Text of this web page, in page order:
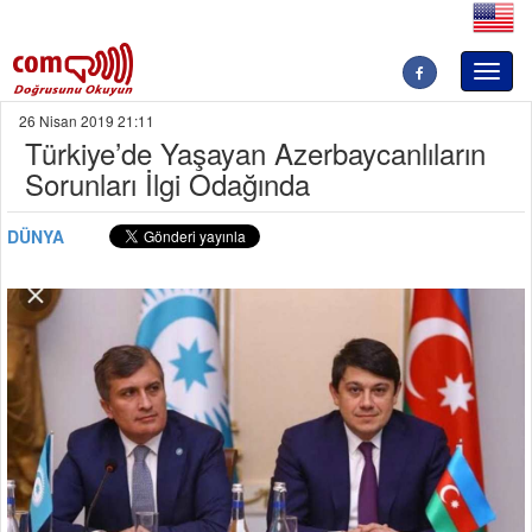
Türkiye’de Yaşayan Azerbaycanlıların
Sorunları İlgi Odağında
26 Nisan 2019 21:11
DÜNYA